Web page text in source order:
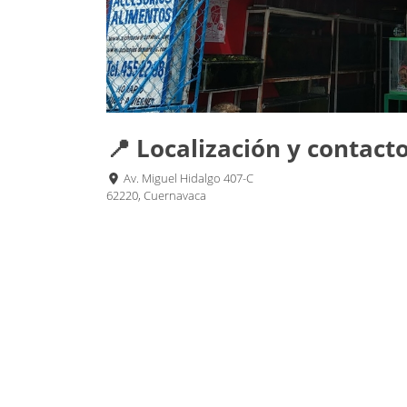
📍 Localización y
Av. Miguel Hidalgo 407-C
62220, Cuernavaca